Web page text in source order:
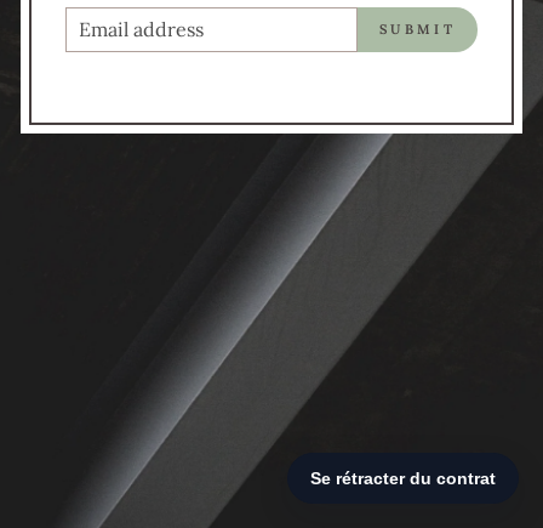
COURRIEL
SUBMIT